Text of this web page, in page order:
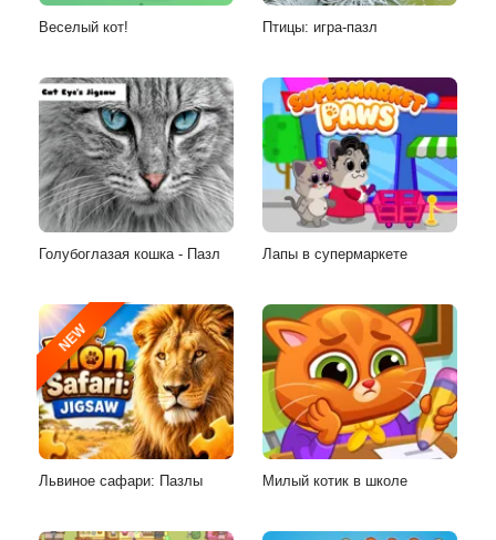
Веселый кот! Птицы: игра-пазл
Голубоглазая кошка - Пазл Лапы в супермаркете
NEW
Львиное сафари: Пазлы Милый котик в школе